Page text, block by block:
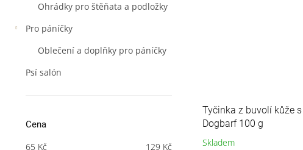
Ohrádky pro štěňata a podložky
Pro páníčky
Oblečení a doplňky pro páníčky
Psí salón
Cena
65 Kč 129 Kč
Tyčinka z buvolí kůže
Dogbarf 100 g
Skladem